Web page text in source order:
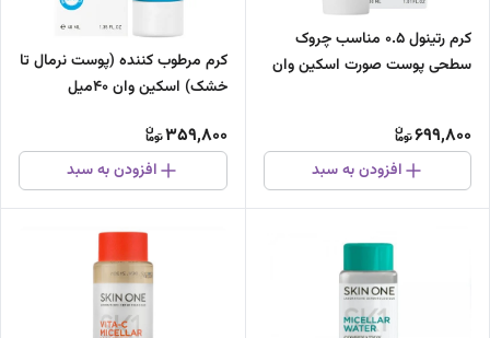
کرم رتینول 0.5 مناسب چروک
سطحی پوست صورت اسکین وان
699,800
افزودن به سبد
کرم مرطوب کننده (پوست نرمال تا
خشک) اسکین وان 40میل
359,800
افزودن به سبد